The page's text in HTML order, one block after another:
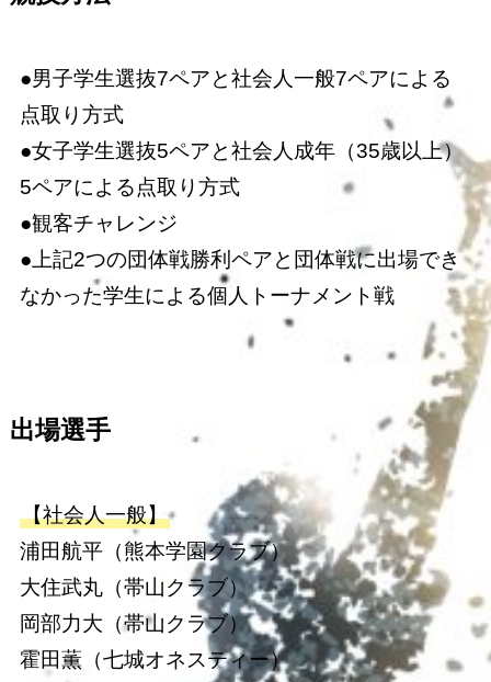
●男子学生選抜7ペアと社会人一般7ペアによる
点取り方式
●女子学生選抜5ペアと社会人成年（35歳以上）
5ペアによる点取り方式
●観客チャレンジ
●上記2つの団体戦勝利ペアと団体戦に出場でき
なかった学生による個人トーナメント戦
出場選手
【社会人一般】
浦田航平（熊本学園クラブ）
大住武丸（帯山クラブ）
岡部力大（帯山クラブ）
霍田薫（七城オネスティー）